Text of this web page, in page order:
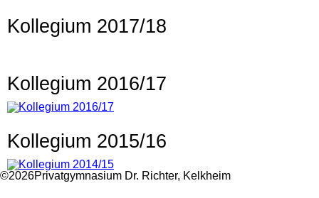
Kollegium 2017/18
Kollegium 2016/17
Kollegium 2015/16
©2026Privatgymnasium Dr. Richter, Kelkheim